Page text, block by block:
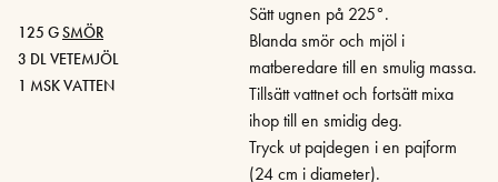
125 GSMÖR
3 DL VETEMJÖL
1 MSK VATTEN
Sätt ugnen på 225°.
Blanda smör och mjöl i
matberedare till en smulig massa.
Tillsätt vattnet och fortsätt mixa
ihop till en smidig deg.
Tryck ut pajdegen i en pajform
(24 cm i diameter).